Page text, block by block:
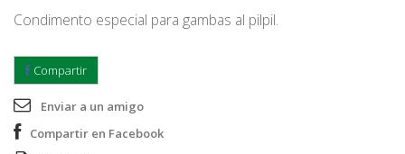
Condimento especial para gambas al pilpil.
Compartir
Enviar a un amigo
Compartir en Facebook